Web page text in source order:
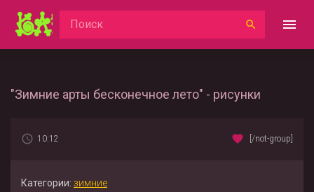
"Зимние арты бесконечное лето" - рисунки
10:12 [/not-group]
Категории: зимние